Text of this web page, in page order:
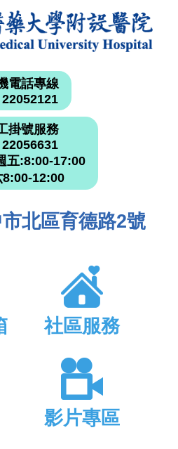
電話專線
掛號服務
五:8:00-17:00
8:00-12:00
北區育德路2號
社區服務
影片專區